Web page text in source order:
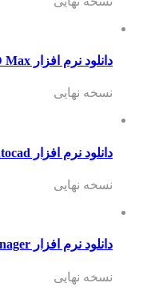
دانلود نرم افزار 3D Max
نسخه نهایی
دانلود نرم افزار autocad
نسخه نهایی
دانلود نرم افزار Download manager
نسخه نهایی